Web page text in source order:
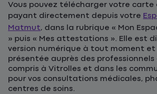
Vous pouvez télécharger votre carte
payant directement depuis votre
Matmut, dans la rubrique « Mon
» puis « Mes attestations ». Elle est
version numérique à tout moment
présentée auprès des professionnels
compris à Vitrolles et dans les
pour vos consultations médicales,
centres de soins.